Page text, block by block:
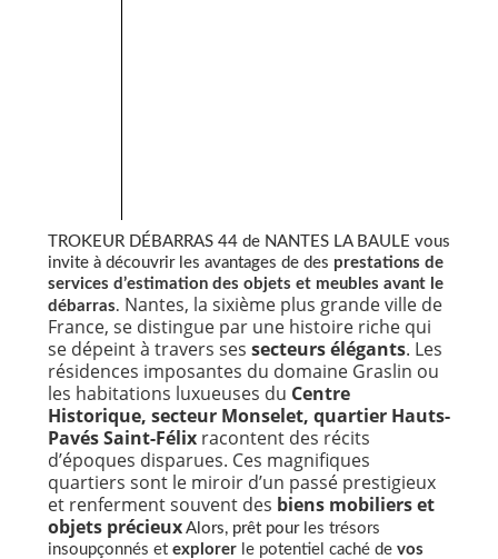
TROKEUR DÉBARRAS 44 de NANTES LA BAULE vous
invite à découvrir les avantages de des prestations de
services d’estimation des objets et meubles avant le
débarras. Nantes, la sixième plus grande ville de
France, se distingue par une histoire riche qui
se dépeint à travers ses secteurs élégants. Les
résidences imposantes du domaine Graslin ou
les habitations luxueuses du Centre
Historique, secteur Monselet, quartier Hauts-
Pavés Saint-Félix racontent des récits
d’époques disparues. Ces magnifiques
quartiers sont le miroir d’un passé prestigieux
et renferment souvent des biens mobiliers et
objets précieux Alors, prêt pour les trésors
insoupçonnés et explorer le potentiel caché de vos